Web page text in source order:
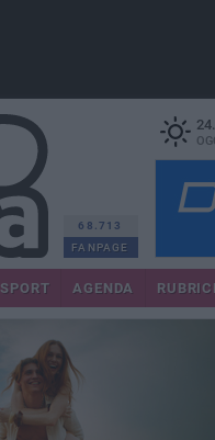
68.713
FANPAGE
SPORT AGENDA